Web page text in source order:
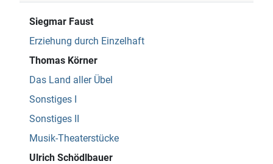
Siegmar Faust
Erziehung durch Einzelhaft
Thomas Körner
Das Land aller Übel
Sonstiges I
Sonstiges II
Musik-Theaterstücke
Ulrich Schödlbauer